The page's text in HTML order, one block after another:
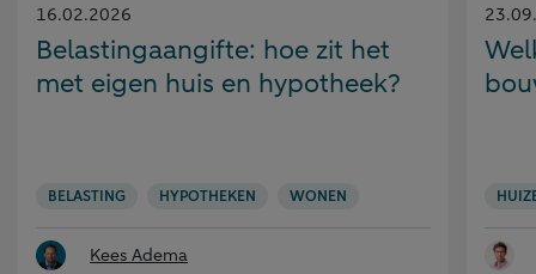
Gepubliceerd
op:
16.02.2026
Belastingaangifte: hoe zit het
met eigen huis en hypotheek?
BELASTING HYPOTHEKEN WONEN
Kees Adema
op: